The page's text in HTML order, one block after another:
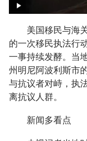
美国移民与海
的一次移民执法行
一事持续发酵。当
州明尼阿波利斯市
与抗议者对峙，执
离抗议人群。
新闻多看点